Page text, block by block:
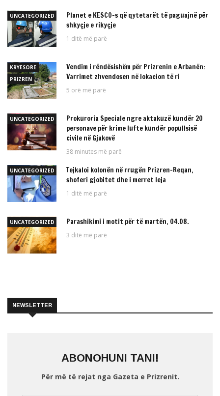
UNCATEGORIZED
Planet e KESCO-s që qytetarët të paguajnë për
shkyçje e rikyçje
1 ditë më parë
KRYESORE
PRIZREN
Vendim i rëndësishëm për Prizrenin e Arbanën:
Varrimet zhvendosen në lokacion të ri
5 orë më parë
UNCATEGORIZED
Prokuroria Speciale ngre aktakuzë kundër 20
personave për krime lufte kundër popullsisë
civile në Gjakovë
38 minutes më parë
UNCATEGORIZED
Tejkaloi kolonën në rrugën Prizren-Reqan,
shoferi gjobitet dhe i merret leja
1 ditë më parë
UNCATEGORIZED Parashikimi i motit për të martën, 04.08.
3 ditë më parë
NEWSLETTER
ABONOHUNI TANI!
Për më të rejat nga Gazeta e Prizrenit.